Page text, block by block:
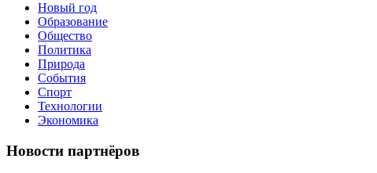
Новый год
Образование
Общество
Политика
Природа
События
Спорт
Технологии
Экономика
Новости партнёров